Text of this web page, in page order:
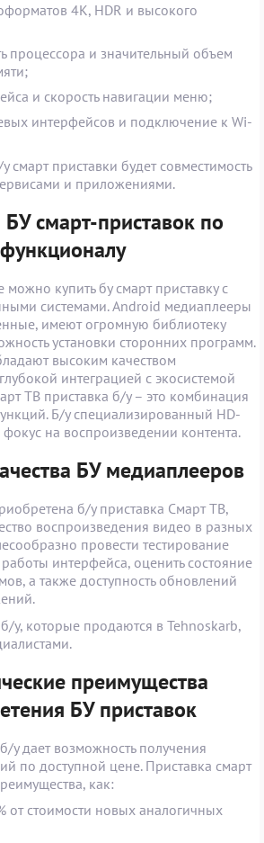
4K, HDR и высокого
процессора и значительный объем
и скорость навигации меню;
интерфейсов и подключение к Wi-
смарт приставки будет совместимость
и приложениями.
БУ смарт-приставок по
функционалу
купить бу смарт приставку с
системами. Android медиаплееры
имеют огромную библиотеку
установки сторонних программ.
высоким качеством
интеграцией с экосистемой
ТВ приставка б/у – это комбинация
Б/у специализированный HD-
на воспроизведении контента.
БУ медиаплееров
б/у приставка Смарт ТВ,
воспроизведения видео в разных
провести тестирование
интерфейса, оценить состояние
а также доступность обновлений
у, которые продаются в Tehnoskarb,
преимущества
БУ приставок
у дает возможность получения
по доступной цене. Приставка смарт
как:
от стоимости новых аналогичных